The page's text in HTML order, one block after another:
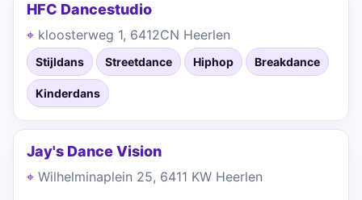
HFC Dancestudio
kloosterweg 1, 6412CN Heerlen
Stijldans Streetdance Hiphop Breakdance
Kinderdans
Jay's Dance Vision
Wilhelminaplein 25, 6411 KW Heerlen